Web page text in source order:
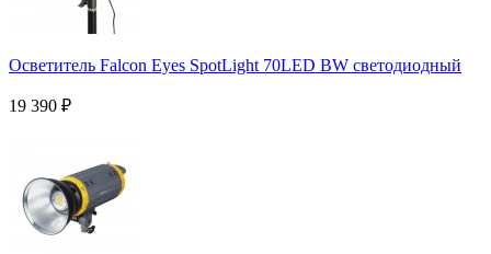
Осветитель Falcon Eyes SpotLight 70LED BW светодиодный
19 390 ₽